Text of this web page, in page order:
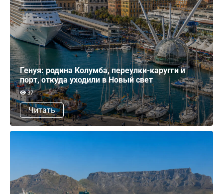
Генуя: родина Колумба, переулки-каругги и
порт, откуда уходили в Новый свет
37
Читать